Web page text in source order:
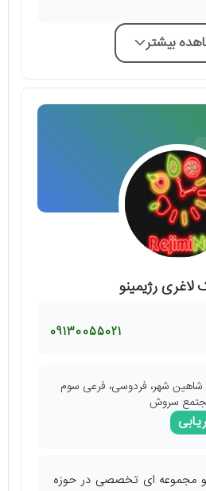
بیشتر
لاغری رژیمینو
09130055021
شاهین شهر، فردوسی، فرعی سوم
سروش
مجموعه‌ ای تخصصی در حوزه